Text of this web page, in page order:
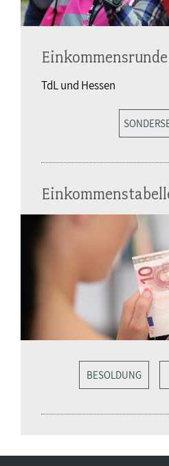
TdL und Hessen
BESOLDUNG